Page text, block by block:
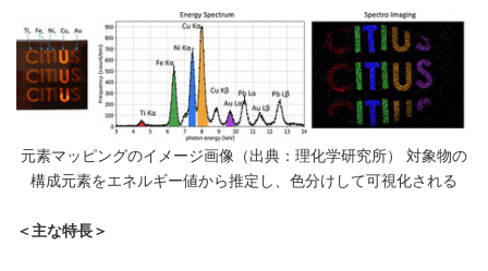
元素マッピングのイメージ画像（出典：理化学研究所） 対象物の
構成元素をエネルギー値から推定し、色分けして可視化される
＜主な特長＞